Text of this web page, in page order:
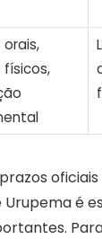
orais,
oficiais
é